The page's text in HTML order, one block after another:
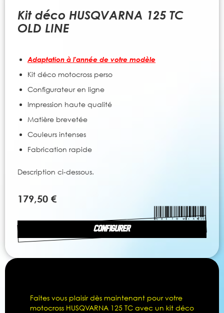
Kit déco HUSQVARNA 125 TC
OLD LINE
Adaptation à l'année de votre modèle
Kit déco motocross perso
Configurateur en ligne
Impression haute qualité
Matière brevetée
Couleurs intenses
Fabrication rapide
Description ci-dessous.
CONFIGURER
179,50 €
beginning
gallery
Faites vous plaisir dès maintenant pour votre
motocross HUSQVARNA 125 TC avec un kit déco